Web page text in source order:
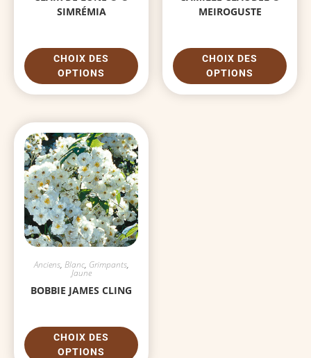
SIMRÉMIA
CHOIX DES
OPTIONS
MEIROGUSTE
CHOIX DES
OPTIONS
Anciens, Blanc, Grimpants,
Jaune
BOBBIE JAMES CLING
CHOIX DES
OPTIONS